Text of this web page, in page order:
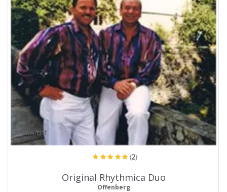
ProArtist
(2)
Original Rhythmica Duo
Offenberg